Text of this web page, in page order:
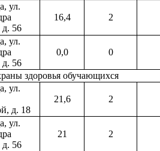
ул.
д. 56
16,4 2
ул.
д. 56
0,0 0
здоровья обучающихся
ул.
д. 18
21,6 2
ул.
д. 56
21 2